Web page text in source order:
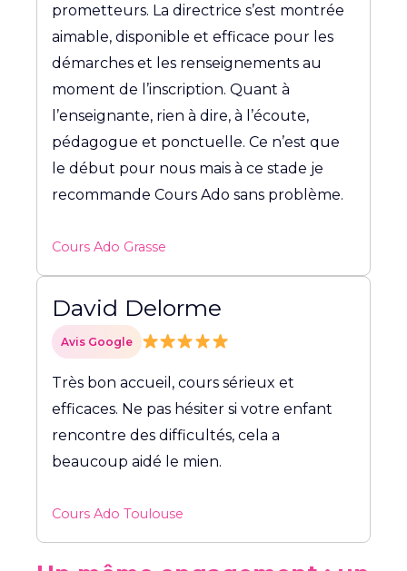
prometteurs. La directrice s’est montrée
aimable, disponible et efficace pour les
démarches et les renseignements au
moment de l’inscription. Quant à
l’enseignante, rien à dire, à l’écoute,
pédagogue et ponctuelle. Ce n’est que
le début pour nous mais à ce stade je
recommande Cours Ado sans problème.
Cours Ado Grasse
David Delorme
Avis Google
Très bon accueil, cours sérieux et
efficaces. Ne pas hésiter si votre enfant
rencontre des difficultés, cela a
beaucoup aidé le mien.
Cours Ado Toulouse